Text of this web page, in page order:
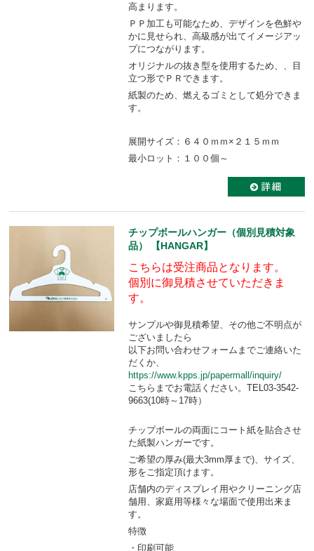
高まります。
ＰＰ加工も可能なため、デザインを色鮮や
かに見せられ、高級感が出てイメージアッ
プにつながります。
オリジナルの抜き型を使用するため、、目
立つ形でＰＲできます。
紙製のため、燃えるゴミとして処分できま
す。
展開サイズ：６４０ｍｍ×２１５ｍｍ
最小ロット：１００個～
チップボールハンガー（個別見積対象
品） 【HANGAR】
こちらは受注商品となります。
個別に御見積させていただきま
す。
サンプルや御見積希望、その他ご不明点が
ございましたら
以下お問い合わせフォームまでご連絡いた
だくか、
https://www.kpps.jp/papermall/inquiry/
こちらまでお電話ください。TEL03-3542-
9663(10時～17時）
チップボールの両面にコート紙を貼合させ
た紙製ハンガーです。
ご希望の厚み(最大3mm厚まで)、サイズ、
形をご指定頂けます。
店舗内のディスプレイ用やクリーニング店
舗用、家庭用等様々な場面で使用出来ま
す。
特徴
・印刷可能